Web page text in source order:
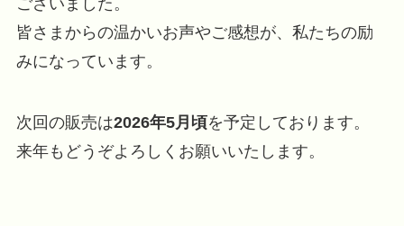
皆さまからの温かいお声やご感想が、私たちの励
みになっています。
次回の販売は2026年5月頃を予定しております。
来年もどうぞよろしくお願いいたします。